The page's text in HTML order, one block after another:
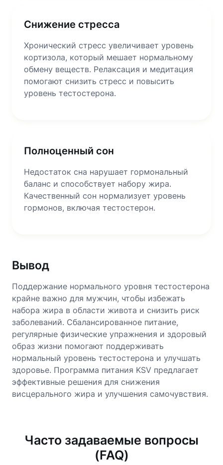
Снижение стресса
Хронический стресс увеличивает уровень
кортизола, который мешает нормальному
обмену веществ. Релаксация и медитация
помогают снизить стресс и повысить
уровень тестостерона.
Полноценный сон
Недостаток сна нарушает гормональный
баланс и способствует набору жира.
Качественный сон нормализует уровень
гормонов, включая тестостерон.
Вывод
Поддержание нормального уровня тестостерона
крайне важно для мужчин, чтобы избежать
набора жира в области живота и снизить риск
заболеваний. Сбалансированное питание,
регулярные физические упражнения и здоровый
образ жизни помогают поддерживать
нормальный уровень тестостерона и улучшать
здоровье. Программа питания KSV предлагает
эффективные решения для снижения
висцерального жира и улучшения самочувствия.
Часто задаваемые вопросы
(FAQ)